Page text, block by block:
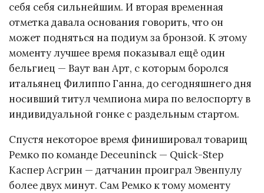
себя себя сильнейшим. И вторая временная
отметка давала основания говорить, что он
может подняться на подиум за бронзой. К этому
моменту лучшее время показывал ещё один
бельгиец — Ваут ван Арт, с которым боролся
итальянец Филиппо Ганна, до сегодняшнего дня
носивший титул чемпиона мира по велоспорту в
индивидуальной гонке с раздельным стартом.
Спустя некоторое время финишировал товарищ
Ремко по команде Deceuninck — Quick-Step
Каспер Асгрин — датчанин проиграл Эвенпулу
более двух минут. Сам Ремко к тому моменту